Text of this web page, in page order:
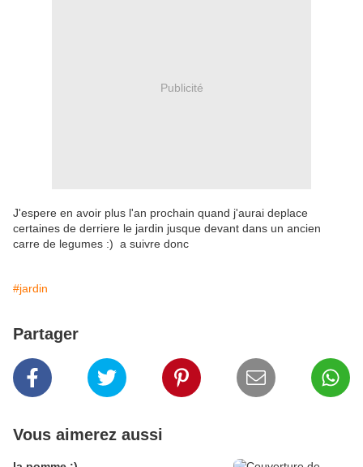
Publicité
J'espere en avoir plus l'an prochain quand j'aurai deplace
certaines de derriere le jardin jusque devant dans un ancien
carre de legumes :) a suivre donc
#jardin
Partager
Vous aimerez aussi